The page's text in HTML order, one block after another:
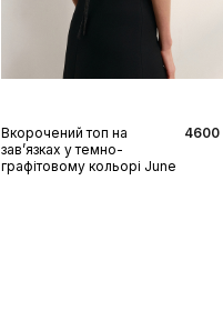
S
Вкорочений топ на
завʼязках у темно-
графітовому кольорі June
4600